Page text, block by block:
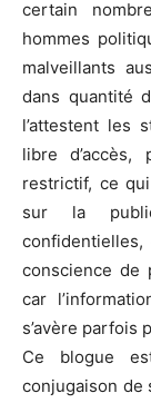
certain
hommes
malveillants
dans quantité
l’attestent les
libre
restrictif, ce
sur la
conscience de
car
s’avère parfois
Ce blogue
conjugaison de